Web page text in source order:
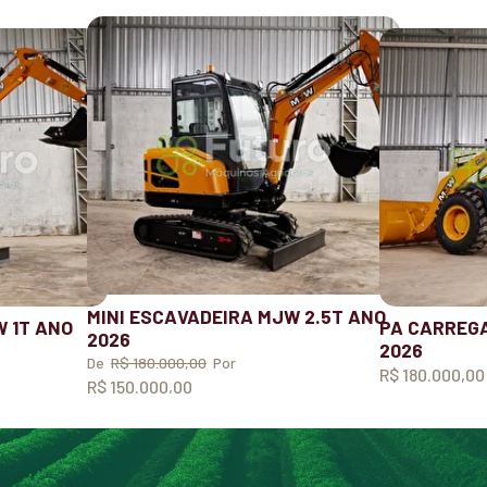
1T ANO
MINI ESCAVADEIRA MJW 2.5T ANO
2026
De R$ 180.000,00 Por
R$ 150.000,00
PA
2026
R$ 180.000,00